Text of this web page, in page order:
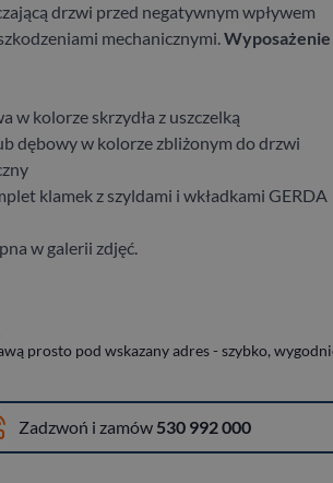
drzwi przed negatywnym wpływem
mechanicznymi.Wyposażenie
w kolorze skrzydła z uszczelką
dębowy w kolorze zbliżonym do drzwi
klamek z szyldami i wkładkami GERDA
w galerii zdjęć.
prosto pod wskazany adres - szybko,
Zadzwoń i zamów 530 992 000